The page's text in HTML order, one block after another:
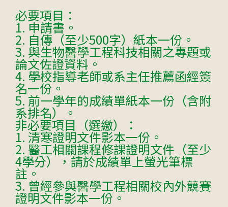
必要項目：
1. 申請書。
2. 自傳（至少500字）紙本一份。
3. 與生物醫學工程科技相關之專題或
論文佐證資料。
4. 學校指導老師或系主任推薦函經簽
名一份。
5. 前一學年的成績單紙本一份（含附
系排名）。
非必要項目（選繳）：
1. 清寒證明文件影本一份。
2. 醫工相關課程修課證明文件（至少
4學分），請於成績單上螢光筆標
註。
3. 曾經參與醫學工程相關校內外競賽
證明文件影本一份。